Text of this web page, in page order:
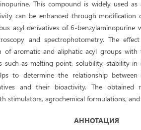
This compound is widely used
can be enhanced through
acyl derivatives of 6-benzylaminopurine
and spectrophotometry. The
of aromatic and aliphatic acyl groups
such as melting point, solubility, stability
to determine the relationship
and their bioactivity. The
stimulators, agrochemical formulations,
АННОТАЦИЯ